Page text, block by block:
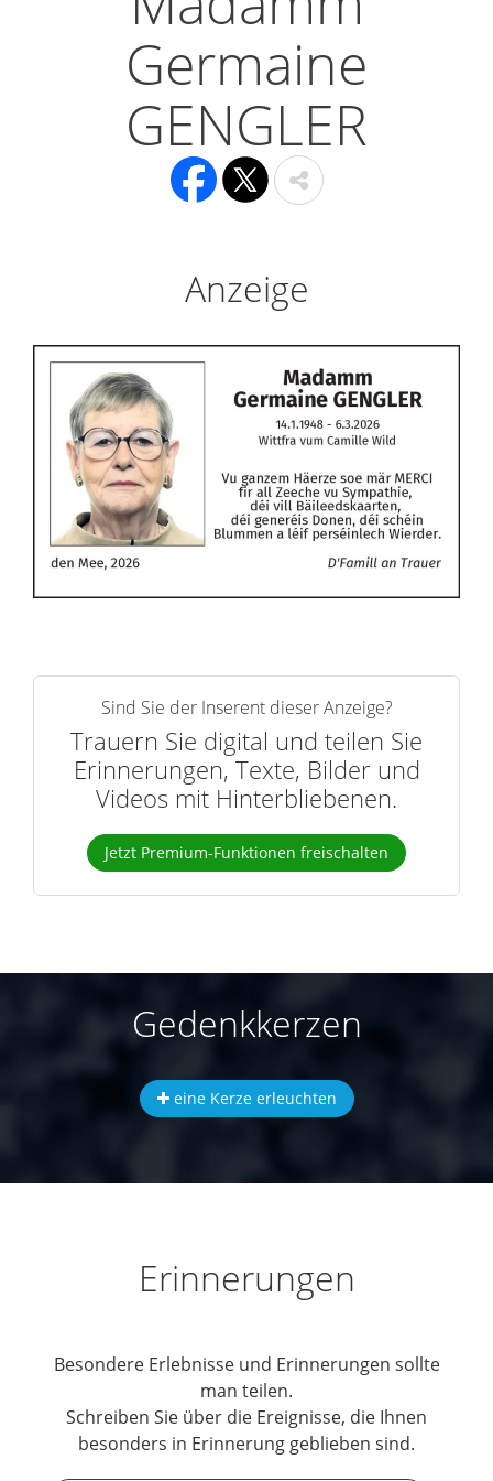
Germaine
GENGLER
Anzeige
Sind Sie der Inserent dieser Anzeige?
Trauern Sie digital und teilen Sie
Erinnerungen, Texte, Bilder und
Videos mit Hinterbliebenen.
Jetzt Premium-Funktionen freischalten
Gedenkkerzen
eine Kerze erleuchten
Erinnerungen
Besondere Erlebnisse und Erinnerungen sollte
man teilen.
Schreiben Sie über die Ereignisse, die Ihnen
besonders in Erinnerung geblieben sind.